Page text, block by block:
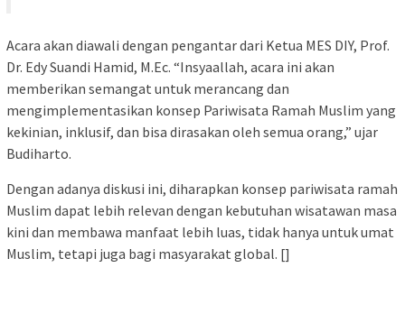
Acara akan diawali dengan pengantar dari Ketua MES DIY, Prof.
Dr. Edy Suandi Hamid, M.Ec. “Insyaallah, acara ini akan
memberikan semangat untuk merancang dan
mengimplementasikan konsep Pariwisata Ramah Muslim yang
kekinian, inklusif, dan bisa dirasakan oleh semua orang,” ujar
Budiharto.
Dengan adanya diskusi ini, diharapkan konsep pariwisata ramah
Muslim dapat lebih relevan dengan kebutuhan wisatawan masa
kini dan membawa manfaat lebih luas, tidak hanya untuk umat
Muslim, tetapi juga bagi masyarakat global. []